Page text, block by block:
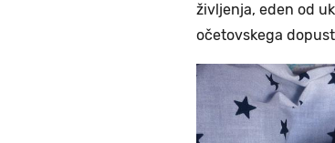
življenja, eden od
očetovskega